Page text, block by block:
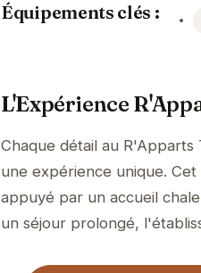
Équipements clés :
L'Expérience
Chaque détail au
une expérience unique.
appuyé par un accueil
un séjour prolongé,